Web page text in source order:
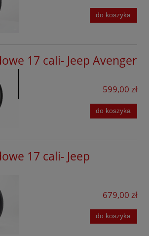
do koszyka
17 cali- Jeep Avenger
599,00 zł
do koszyka
17 cali- Jeep
679,00 zł
do koszyka